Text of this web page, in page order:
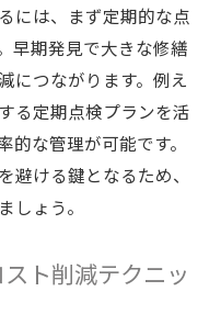
には、まず定期的な点
早期発見で大きな修繕
につながります。例え
る定期点検プランを活
な管理が可能です。
避ける鍵となるため、
しょう。
ト削減テクニッ